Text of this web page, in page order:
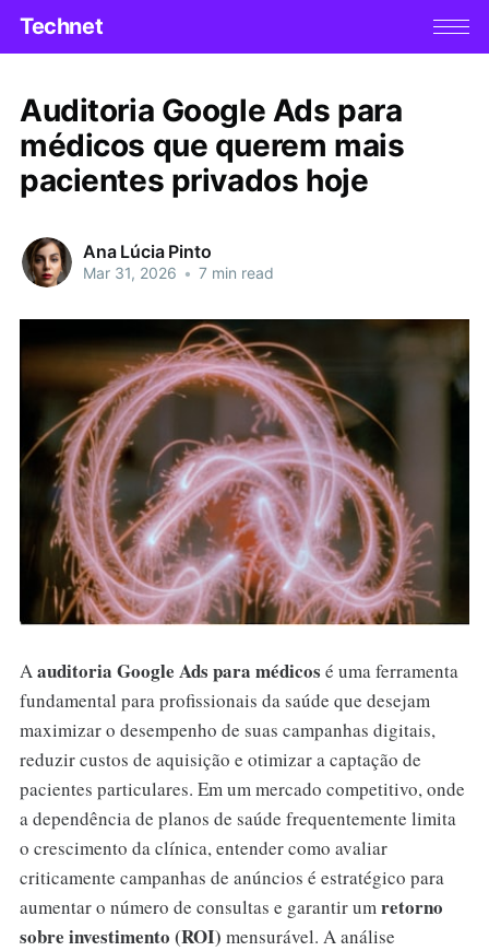
Technet
Auditoria Google Ads para
médicos que querem mais
pacientes privados hoje
Ana Lúcia Pinto
Mar 31, 2026 • 7 min read
Aauditoria Google Ads para médicos é uma ferramenta
fundamental para profissionais da saúde que desejam
maximizar o desempenho de suas campanhas digitais,
reduzir custos de aquisição e otimizar a captação de
pacientes particulares. Em um mercado competitivo, onde
a dependência de planos de saúde frequentemente limita
o crescimento da clínica, entender como avaliar
criticamente campanhas de anúncios é estratégico para
aumentar o número de consultas e garantir umretorno
sobre investimento (ROI) mensurável. A análise